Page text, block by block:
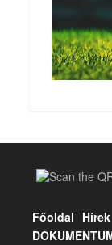
Főoldal Hírek